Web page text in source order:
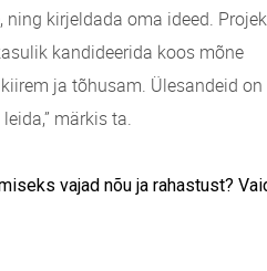
kirjeldada oma ideed.
kandideerida koos mõne
ja tõhusam. Ülesandeid
märkis ta.
vajad nõu ja rahastust?